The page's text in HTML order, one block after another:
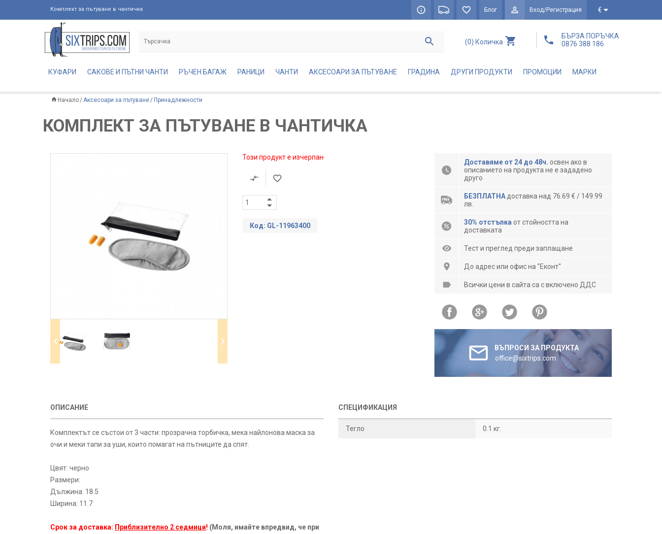
Комплект за пътуване в чантичка Блог Вход/Регистрация €
(0) Количка
БЪРЗА ПОРЪЧКА
0876 388 186
КУФАРИ САКОВЕ И ПЪТНИ ЧАНТИ РЪЧЕН БАГАЖ РАНИЦИ ЧАНТИ АКСЕСОАРИ ЗА ПЪТУВАНЕ ГРАДИНА ДРУГИ ПРОДУКТИ ПРОМОЦИИ МАРКИ
Начало Аксесоари за пътуване Принадлежности
КОМПЛЕКТ ЗА ПЪТУВАНЕ В ЧАНТИЧКА
Този продукт е изчерпан
Код: GL-11963400
Доставяме от 24 до 48ч. освен ако в
описанието на продукта не е зададено
друго
БЕЗПЛАТНА доставка над 76.69 € / 149.99
лв.
30% отстъпка от стойността на
доставката
Тест и преглед преди заплащане
До адрес или офис на "Еконт"
Всички цени в сайта са с включено ДДС
ВЪПРОСИ ЗА ПРОДУКТА
office@sixtrips.com
ОПИСАНИЕ
Комплектът се състои от 3 части: прозрачна торбичка, мека найлонова маска за
очи и меки тапи за уши, които помагат на пътниците да спят.
Цвят: черно
Размери:
Дължина: 18.5
Ширина: 11.7
Срок за доставка: Приблизително 2 седмици! (Моля, имайте впредвид, че при
СПЕЦИФИКАЦИЯ
Тегло 0.1 кг.